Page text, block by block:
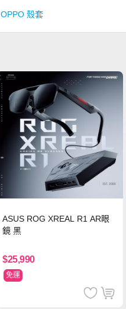
OPPO 殼套
ASUS ROG XREAL R1 AR眼
鏡 黑
$25,990
免運